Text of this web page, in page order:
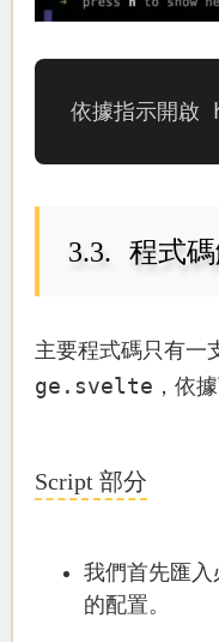
依據指示開
程式
主要程式碼只有一
ge.svelte ，依
Script 部分
我們首先匯入
的配置。